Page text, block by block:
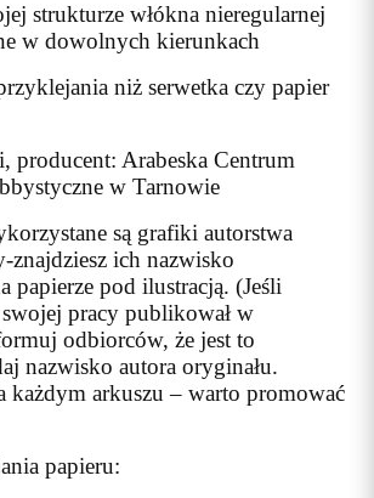
strukturze włókna nieregularnej
w dowolnych kierunkach
niż serwetka czy papier
producent: Arabeska Centrum
w Tarnowie
są grafiki autorstwa
znajdziesz ich nazwisko
papierze pod ilustracją. (Jeśli
swojej pracy publikował w
odbiorców, że jest to
nazwisko autora oryginału.
każdym arkuszu – warto promować
papieru: